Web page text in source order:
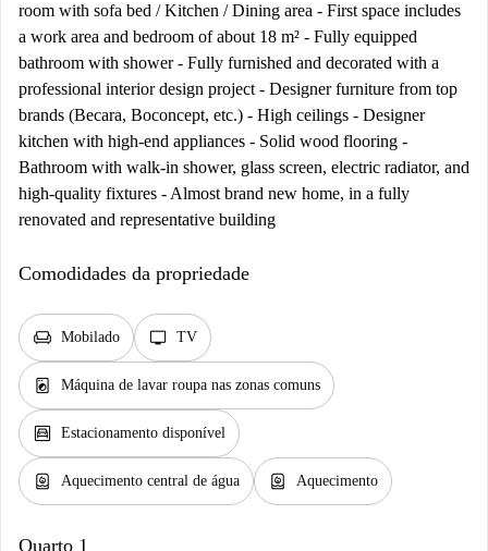
room with sofa bed / Kitchen / Dining area - First space includes
a work area and bedroom of about 18 m² - Fully equipped
bathroom with shower - Fully furnished and decorated with a
professional interior design project - Designer furniture from top
brands (Becara, Boconcept, etc.) - High ceilings - Designer
kitchen with high-end appliances - Solid wood flooring -
Bathroom with walk-in shower, glass screen, electric radiator, and
high-quality fixtures - Almost brand new home, in a fully
renovated and representative building
Comodidades da propriedade
chair Mobilado tv TV
local_laundry_service Máquina de lavar roupa nas zonas comuns
garage Estacionamento disponível
water_heater Aquecimento central de água water_heater Aquecimento
Quarto 1